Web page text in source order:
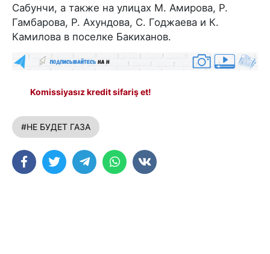
Сабунчи, а также на улицах М. Амирова, Р.
Гамбарова, Р. Ахундова, С. Годжаева и К.
Камилова в поселке Бакиханов.
Komissiyasız kredit sifariş et!
#НЕ БУДЕТ ГАЗА